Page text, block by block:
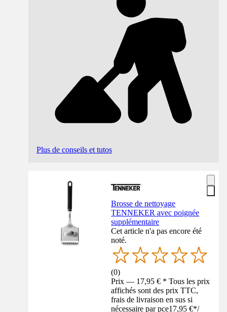
Plus de conseils et tutos
Brosse de nettoyage
TENNEKER avec poignée
supplémentaire
Cet article n'a pas encore été
noté.
(0)
Prix — 17,95 € * Tous les prix
affichés sont des prix TTC,
frais de livraison en sus si
nécessaire par pce17,95 €*/